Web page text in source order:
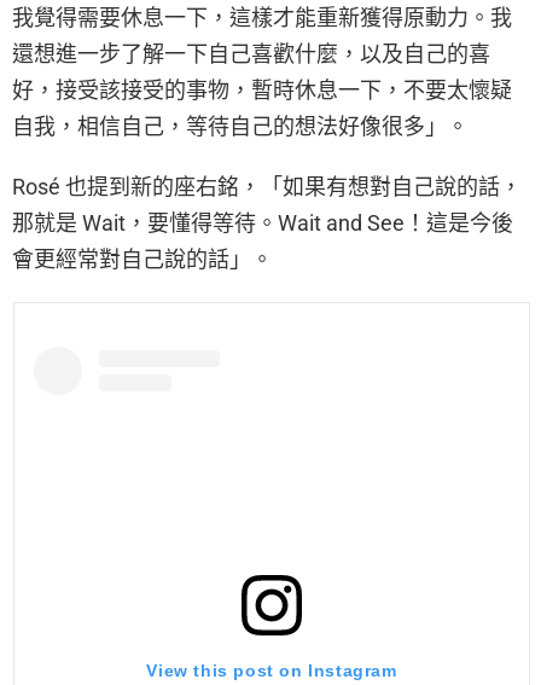
我覺得需要休息一下，這樣才能重新獲得原動力。我
還想進一步了解一下自己喜歡什麼，以及自己的喜
好，接受該接受的事物，暫時休息一下，不要太懷疑
自我，相信自己，等待自己的想法好像很多」。
Rosé 也提到新的座右銘，「如果有想對自己說的話，
那就是 Wait，要懂得等待。Wait and See！這是今後
會更經常對自己說的話」。
View this post on Instagram